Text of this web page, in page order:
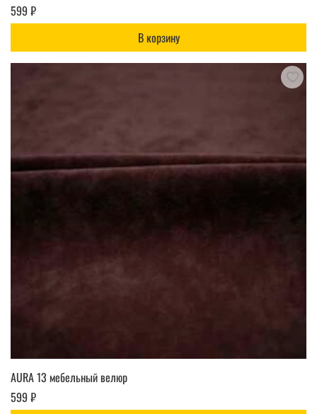
599 ₽
В корзину
AURA 13 мебельный велюр
599 ₽